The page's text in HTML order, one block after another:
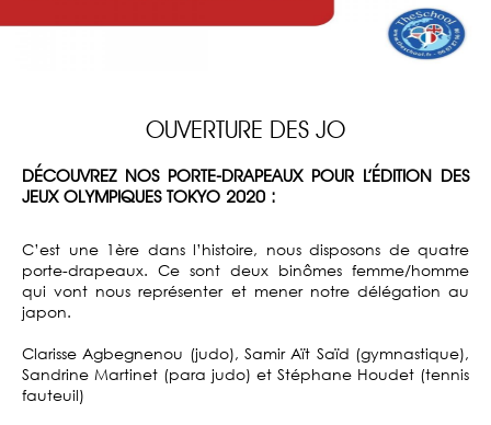
OUVERTURE DES JO
DÉCOUVREZ NOS PORTE-DRAPEAUX POUR L’ÉDITION DES
JEUX OLYMPIQUES TOKYO 2020 :
C’est une 1ère dans l’histoire, nous disposons de quatre
porte-drapeaux. Ce sont deux binômes femme/homme
qui vont nous représenter et mener notre délégation au
japon.
Clarisse Agbegnenou (judo), Samir Aït Saïd (gymnastique),
Sandrine Martinet (para judo) et Stéphane Houdet (tennis
fauteuil)